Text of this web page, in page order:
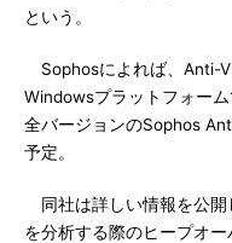
という。
Sophosによれば、Anti-
Windowsプラットフォー
全バージョンのSophos
予定。
同社は詳しい情報を公開
を分析する際のヒープオ